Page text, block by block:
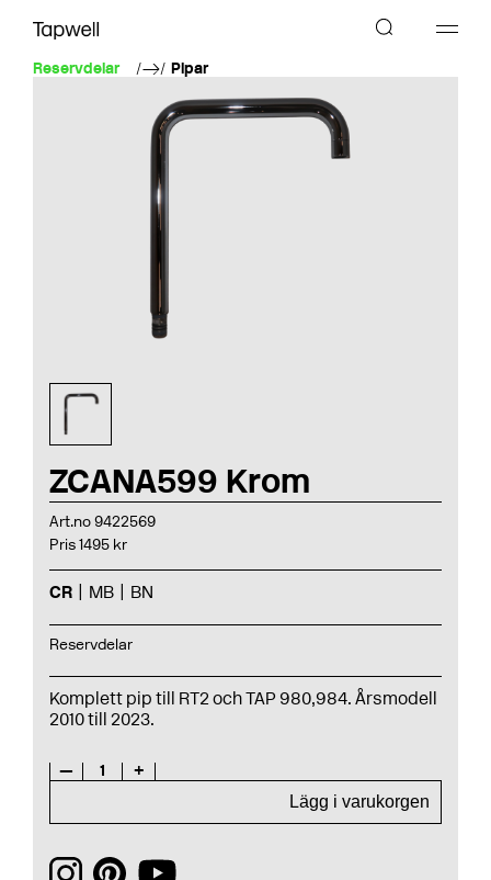
Reservdelar Pipar
ZCANA599 Krom
Art.no 9422569
Pris 1495 kr
CR MB BN
Reservdelar
Komplett pip till RT2 och TAP 980,984. Årsmodell
2010 till 2023.
— 1
+
Lägg i varukorgen